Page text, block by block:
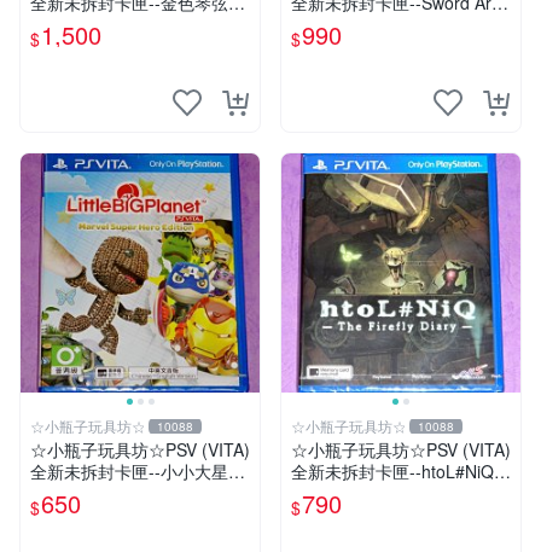
首批限定版 (中文版)
$1,500
Online 刀劍神域 虛空斷章
(亞日版)
$990
☆小瓶子玩具坊☆ 10088
☆小瓶子玩具坊☆PSV (VITA)
全新未拆封卡匣--小小大星球
PS Vita 漫威超級英雄版 中文
版
$650
☆小瓶子玩具坊☆ 10088
☆小瓶子玩具坊☆PSV (VITA)
全新未拆封卡匣--htoL#NiQ
螢火蟲日記
$790